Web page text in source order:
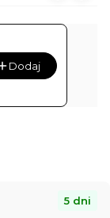
Dodaj
5 dni